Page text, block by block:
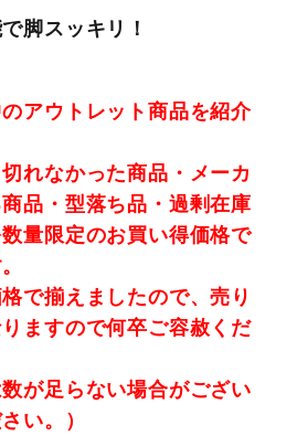
脚スッキリ！
アウトレット商品を紹介
れなかった商品・メーカ
品・型落ち品・過剰在庫
量限定のお買い得価格で
で揃えましたので、売り
ますので何卒ご容赦くだ
数が足らない場合がござい
い。）